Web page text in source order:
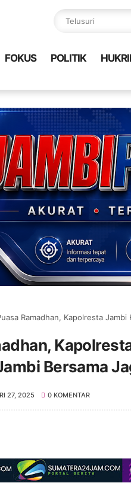
FOKUS POLITIK
Ramadhan, Kapolresta Jambi
Bersama
27, 2025 0 KOMENTAR